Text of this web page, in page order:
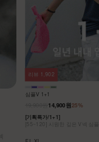
심플V 1+1
25%
14,900원
[기획특가/1+1]
[55~120] 시원한 깊은 V넥 심
리뷰 1,902